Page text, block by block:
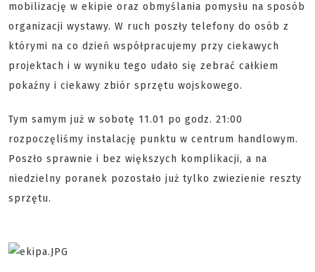
mobilizację w ekipie oraz obmyślania pomysłu na sposób
organizacji wystawy. W ruch poszły telefony do osób z
którymi na co dzień współpracujemy przy ciekawych
projektach i w wyniku tego udało się zebrać całkiem
pokaźny i ciekawy zbiór sprzętu wojskowego.
Tym samym już w sobotę 11.01 po godz. 21:00
rozpoczęliśmy instalację punktu w centrum handlowym.
Poszło sprawnie i bez większych komplikacji, a na
niedzielny poranek pozostało już tylko zwiezienie reszty
sprzętu.